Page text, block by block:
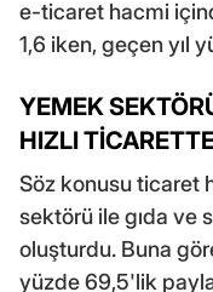
e-ticaret hacmi
1,6 iken, geçen yıl
YEMEK
HIZLI
Söz konusu ticaret
sektörü ile gıda ve
oluşturdu. Buna
yüzde 69,5'lik payla